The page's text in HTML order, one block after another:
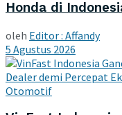
Honda di
oleh Editor : Affandy
5 Agustus 2026
Otomotif